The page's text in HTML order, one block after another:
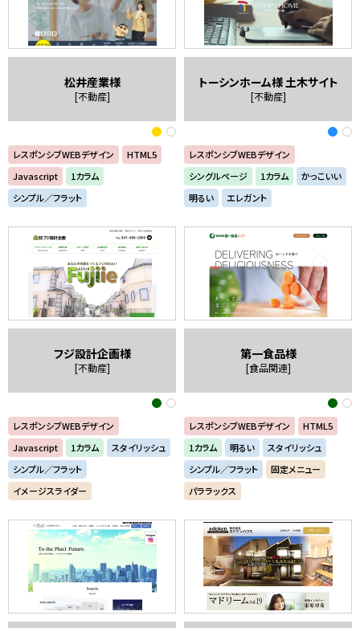
松井産業様
[不動産]
レスポンシブWEBデザイン
HTML5
Javascript
1カラム
シンプル／フラット
トーシンホーム様 土木サイト
[不動産]
レスポンシブWEBデザイン
シングルページ
1カラム
かっこいい
明るい
エレガント
フジ設計企画様
[不動産]
レスポンシブWEBデザイン
Javascript
1カラム
スタイリッシュ
シンプル／フラット
イメージスライダー
第一食品様
[食品関連]
レスポンシブWEBデザイン
HTML5
1カラム
明るい
スタイリッシュ
シンプル／フラット
固定メニュー
パララックス